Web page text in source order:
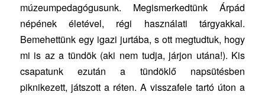
múzeumpedagógusunk. Megismerkedtünk Árpád
népének életével, régi használati tárgyakkal.
Bemehettünk egy igazi jurtába, s ott megtudtuk, hogy
mi is az a tündök (aki nem tudja, járjon utána!). Kis
csapatunk ezután a tündöklő napsütésben
piknikezett, játszott a réten. A visszafele tartó úton a